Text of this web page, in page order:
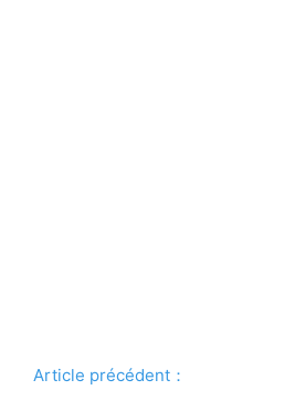
Article précédent：